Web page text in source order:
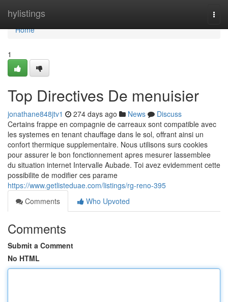
hylistings
Home
Home
1
Top Directives De menuisier
jonathane848jtv1 274 days ago News
Discuss
Certains frappe en compagnie de carreaux sont compatible avec
les systemes en tenant chauffage dans le sol, offrant ainsi un
confort thermique supplementaire. Nous utilisons surs cookies
pour assurer le bon fonctionnement apres mesurer lassemblee
du situation internet Intervalle Aubade. Toi avez evidemment cette
possibilite de modifier ces parame
https://www.getlisteduae.com/listings/rg-reno-395
Comments
Who Upvoted
Comments
Submit a Comment
No HTML